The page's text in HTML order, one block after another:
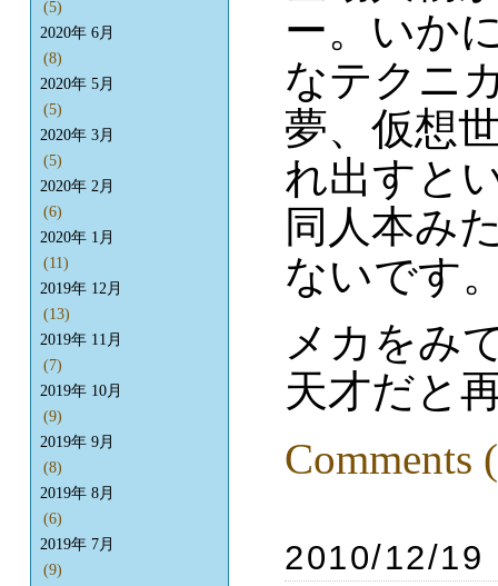
ー。いか
なテクニ
夢、仮想
れ出すと
同人本み
ないです
メカをみ
天才だと
Comments
2010/12/19
(5)
2020年 6月
(8)
2020年 5月
(5)
2020年 3月
(5)
2020年 2月
(6)
2020年 1月
(11)
2019年 12月
(13)
2019年 11月
(7)
2019年 10月
(9)
2019年 9月
(8)
2019年 8月
(6)
2019年 7月
(9)